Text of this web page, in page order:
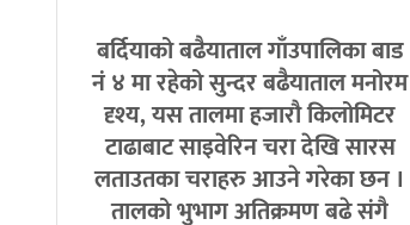
बर्दियाको बढैयाताल गाँउपालिका बाड
नं ४ मा रहेको सुन्दर बढैयाताल मनोरम
दृश्य, यस तालमा हजारौ किलोमिटर
टाढाबाट साइवेरिन चरा देखि सारस
लताउतका चराहरु आउने गरेका छन ।
तालको भुभाग अतिक्रमण बढे संगै